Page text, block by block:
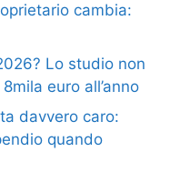
cambia:
Lo studio non
euro all’anno
davvero caro:
quando